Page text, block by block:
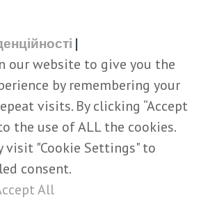
|
our website to give you the
by remembering your
visits. By clicking “Accept
the use of ALL the cookies.
visit "Cookie Settings" to
consent.
All